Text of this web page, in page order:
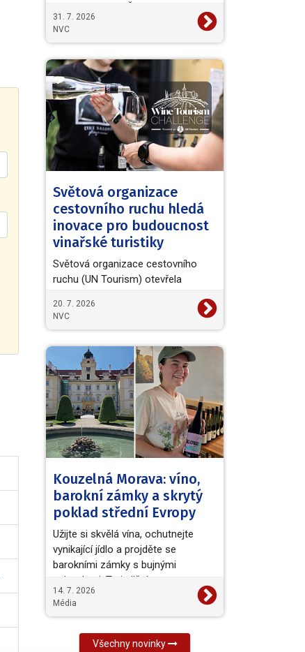
Šampiona a zároveň…
31. 7. 2026
NVC
Světová organizace
cestovního ruchu hledá
inovace pro budoucnost
vinařské turistiky
Světová organizace cestovního
ruchu (UN Tourism) otevřela
Tourism Innovation Challenge,…
20. 7. 2026
NVC
Kouzelná Morava: víno,
barokní zámky a skrytý
poklad střední Evropy
Užijte si skvělá vína, ochutnejte
vynikající jídlo a projděte se
barokními zámky s bujnými
zahradami. To je jižní a…
14. 7. 2026
Média
Všechny novinky